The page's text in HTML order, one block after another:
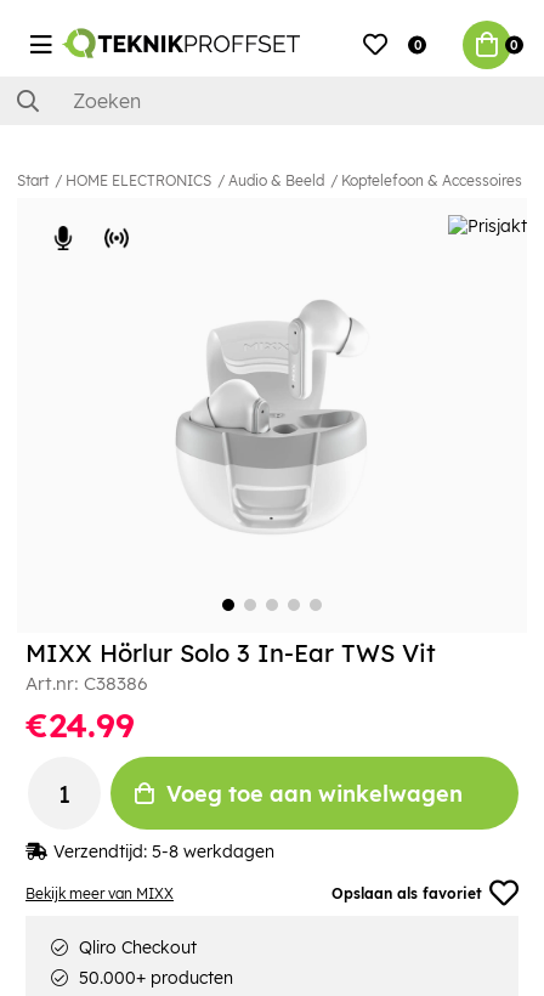
0 0
Start HOME ELECTRONICS Audio & Beeld Koptelefoon & Accessoires
Bekijk meer van MIXX Opslaan als favoriet
MIXX Hörlur Solo 3 In-Ear TWS Vit
Art.nr: C38386
€24.99
Voeg toe aan winkelwagen
Verzendtijd: 5-8 werkdagen
Qliro Checkout
50.000+ producten